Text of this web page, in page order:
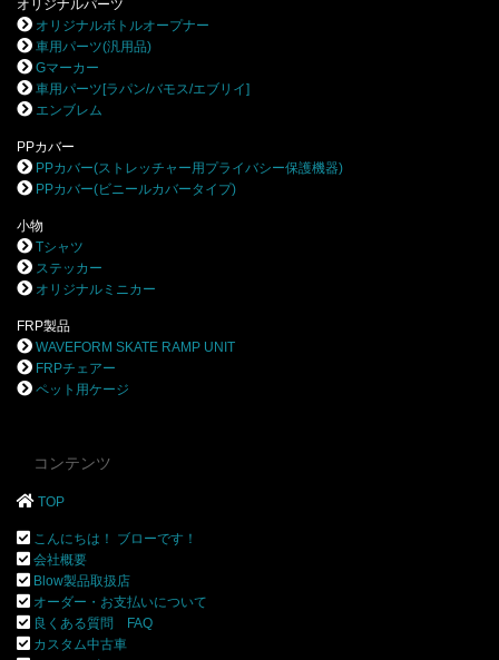
オリジナルパーツ
オリジナルボトルオープナー
車用パーツ(汎用品)
Gマーカー
車用パーツ[ラパン/バモス/エブリイ]
エンブレム
PPカバー
PPカバー(ストレッチャー用プライバシー保護機器)
PPカバー(ビニールカバータイプ)
小物
Tシャツ
ステッカー
オリジナルミニカー
FRP製品
WAVEFORM SKATE RAMP UNIT
FRPチェアー
ペット用ケージ
コンテンツ
TOP
こんにちは！ ブローです！
会社概要
Blow製品取扱店
オーダー・お支払いについて
良くある質問 FAQ
カスタム中古車